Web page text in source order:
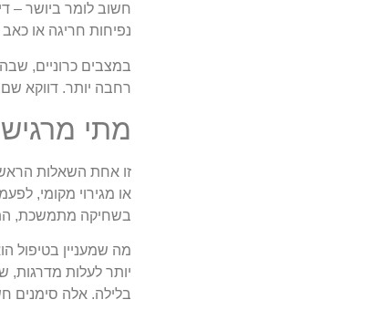
חשוב לומר ביושר –
נפיחות חריגה או
במצבים כרוניים,
רחבה יותר. דווקא
מתי
זו אחת השאלות
או מגירוי מקומי,
בשחיקה מתמשכת,
מה שמעניין בטיפול
יותר לעלות
בלילה. אלה סימנים